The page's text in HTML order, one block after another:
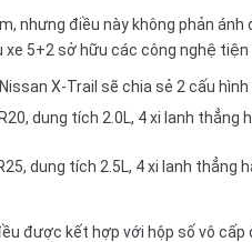
nhưng điều này không phản
xe 5+2 sở hữu các công nghệ
X-Trail sẽ chia sẻ 2 cấu
dung tích 2.0L, 4 xi lanh
dung tích 2.5L, 4 xi lanh
được kết hợp với hộp số vô